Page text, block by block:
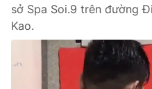
Xã hội
Pháp luật
sở Spa Soi.9 trên đường
Kao.